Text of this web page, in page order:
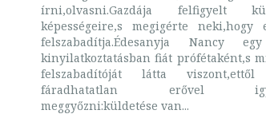
írni,olvasni.Gazdája felfigyelt
képességeire,s megigérte neki,hogy
felszabadítja.Édesanyja Nancy
kinyilatkoztatásban fiát prófétaként,s
felszabadítóját látta viszont,ettől
fáradhatatlan erővel
meggyőzni:küldetése van...